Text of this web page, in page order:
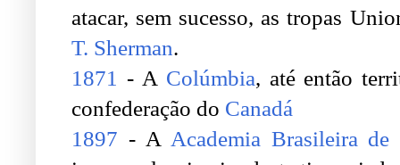
atacar, sem sucesso, as tropas
T. Sherman.
1871 - A Colúmbia, até então
confederação do Canadá
1897 - A Academia Brasileira de